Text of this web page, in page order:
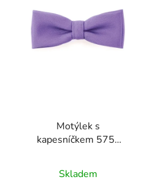
Motýlek s
kapesníčkem 575-
Skladem